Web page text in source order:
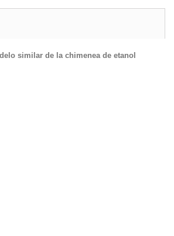
similar de la chimenea de etanol